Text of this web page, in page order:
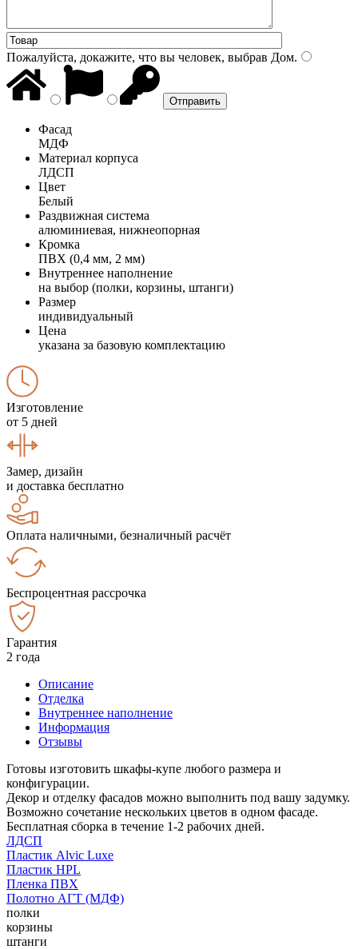
Пожалуйста, докажите, что вы человек, выбрав Дом.
Фасад
МДФ
Материал корпуса
ЛДСП
Цвет
Белый
Раздвижная система
алюминиевая, нижнеопорная
Кромка
ПВХ (0,4 мм, 2 мм)
Внутреннее наполнение
на выбор (полки, корзины, штанги)
Размер
индивидуальный
Цена
указана за базовую комплектацию
Изготовление
от 5 дней
Замер, дизайн
и доставка бесплатно
Оплата наличными, безналичный расчёт
Беспроцентная рассрочка
Гарантия
2 года
Описание
Отделка
Внутреннее наполнение
Информация
Отзывы
Готовы изготовить шкафы-купе любого размера и
конфигурации.
Декор и отделку фасадов можно выполнить под вашу задумку.
Возможно сочетание нескольких цветов в одном фасаде.
Бесплатная сборка в течение 1-2 рабочих дней.
ЛДСП
Пластик Alvic Luxe
Пластик HPL
Пленка ПВХ
Полотно АГТ (МДФ)
полки
корзины
штанги